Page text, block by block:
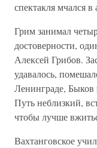
спектакля мчался
Грим занимал
достоверности,
Алексей Грибов.
удавалось,
Ленинграде,
Путь неблизкий,
чтобы лучше
Вахтанговское